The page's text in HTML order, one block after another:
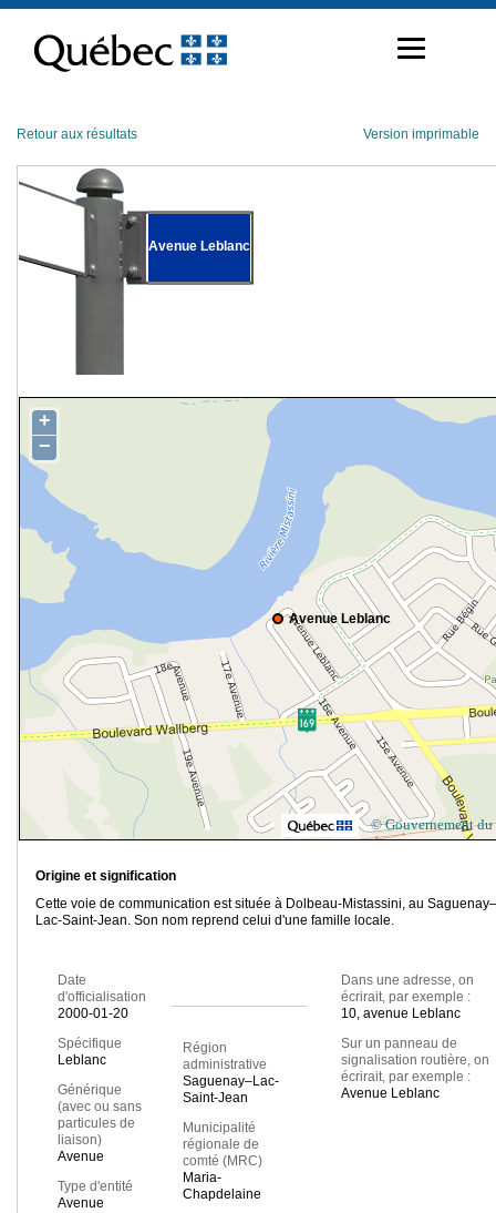
contenu
Retour aux résultats Version imprimable
Avenue Leblanc
Avenue Leblanc
+
−
© Gouvernement du
Origine et signification
Cette voie de communication est située à Dolbeau-Mistassini, au Saguenay–
Lac-Saint-Jean. Son nom reprend celui d'une famille locale.
Date
d'officialisation
2000-01-20
Spécifique
Leblanc
Générique
(avec ou sans
particules de
liaison)
Avenue
Type d'entité
Avenue
Région
administrative
Saguenay–Lac-
Saint-Jean
Municipalité
régionale de
comté (MRC)
Maria-
Chapdelaine
Dans une adresse, on
écrirait, par exemple :
10, avenue Leblanc
Sur un panneau de
signalisation routière, on
écrirait, par exemple :
Avenue Leblanc